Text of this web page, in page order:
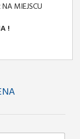
MIEJSCU
!